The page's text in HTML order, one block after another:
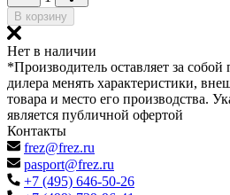
В корзину
Нет в наличии
*Производитель оставляет за собой
дилера менять характеристики,
товара и место его производства.
является публичной офертой
Контакты
frez@frez.ru
pasport@frez.ru
+7 (495) 646-50-26